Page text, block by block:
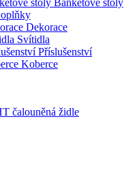
Banketové stoly
Dekorace
Svítidla
Příslušenství
Koberce
čalouněná židle